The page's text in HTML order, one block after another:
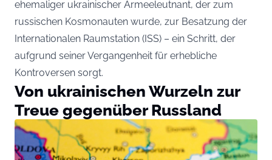
ehemaliger ukrainischer Armeeleutnant, der zum
russischen Kosmonauten wurde, zur Besatzung der
Internationalen Raumstation (ISS) – ein Schritt, der
aufgrund seiner Vergangenheit für erhebliche
Kontroversen sorgt.
Von ukrainischen Wurzeln zur
Treue gegenüber Russland